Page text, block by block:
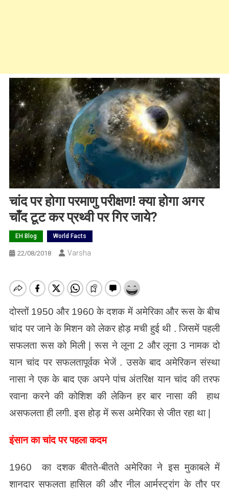
चांद पर होगा परमाणु परीक्षण! क्या होगा अगर
चाँद टूट कर प्रथ्वी पर गिर जाये?
EH Blog World Facts
22/08/2018 Varsha
दोस्तों 1950 और 1960 के दशक में अमेरिका और रूस के बीच
चांद पर जाने के मिशन को लेकर होड़ मची हुई थी . जिसमें पहली
सफलता रूस को मिली | रूस ने लूना 2 और लूना 3 नामक दो
यान चांद पर सफलतापूर्वक भेजें . उसके बाद अमेरिकन संस्था
नासा ने एक के बाद एक अपने पांच अंतरिक्ष यान चांद की तरफ
रवाना करने की कोशिश की लेकिन हर बार नासा की हाथ
असफलता ही लगी. इस होड़ में रूस अमेरिका से जीत रहा था |
इंसान का चांद पर पहला कदम
1960 का दशक बीतते-बीतते अमेरिका ने इस मुकाबले में
शानदार सफलता हासिल की और नील आर्मस्ट्रांग के तौर पर